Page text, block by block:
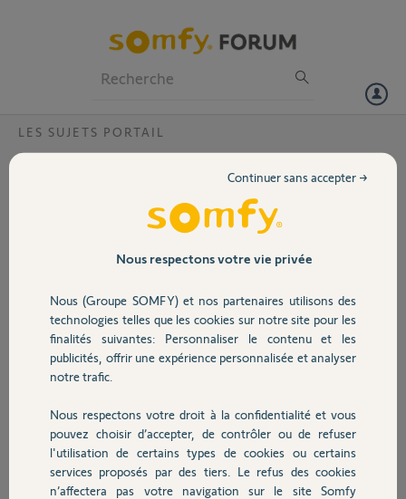
Volet
Sécurité
Domotique
Chauffage
Autres produits
LES SUJETS PORTAIL
Quel motorisation un portail 1 battant de
Bonjour, je suis en ferme je voudrais automatiser mon portail 1
battant de 4m70 il fait 200 a250kg.
Quel motorisation me conseillez vous ?
merci, pour votre réponse
thierry B.
il y a environ 2 mois
Participer au fil de discussion
Réponses
Nous respectons votre vie privée
Nous (Groupe SOMFY) et nos partenaires utilisons des
technologies telles que les cookies sur notre site pour les
finalités suivantes: Personnaliser le contenu et les
publicités, offrir une expérience personnalisée et analyser
notre trafic.
Nous respectons votre droit à la confidentialité et vous
pouvez choisir d’accepter, de contrôler ou de refuser
l'utilisation de certains types de cookies ou certains
services proposés par des tiers. Le refus des cookies
n’affectera pas votre navigation sur le site Somfy
Continuer sans accepter →